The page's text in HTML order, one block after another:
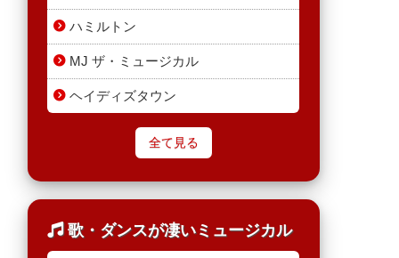
ハミルトン
MJ ザ・ミュージカル
ヘイディズタウン
全て見る
歌・ダンスが凄いミュージカル